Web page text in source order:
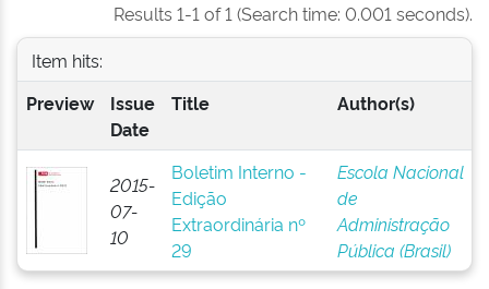
Results 1-1 of 1 (Search time: 0.001 seconds).
Item hits:
Preview
Issue
Date
Title Author(s)
2015-
07-
10
Boletim Interno -
Edição
Extraordinária nº
29
Escola Nacional
de
Administração
Pública (Brasil)